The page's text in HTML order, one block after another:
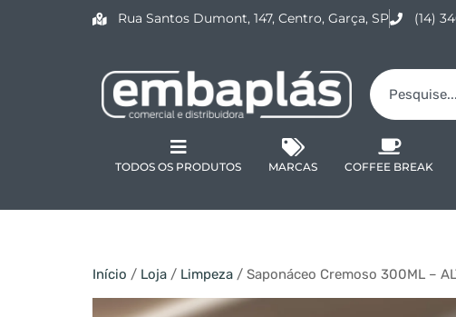
Rua Santos Dumont, 147, Centro, Garça, SP (14)
TODOS OS PRODUTOS MARCAS COFFEE BREAK
Início / Loja / Limpeza / Saponáceo Cremoso 300ML –